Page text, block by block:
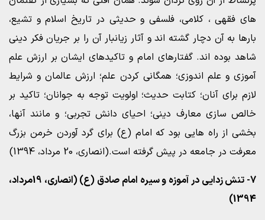
های فقهی ، کلامی، فلسفی و حدیثی در تاریخ اسلام و تشیع،
بارها به آن دچار گشته اند و آثار زیانبار آن را بر جریان فکر دینی
شاهد بوده اند. گفتارهای امام و تاکیدهای ایشان بر ارزش علم
آموزی و علم اندوزی؛ همگانی کردن علم؛ ارزش عالمان و شرایط
لازم برای آنان؛ کتابت حدیث؛ اولویت توجه به جوانان؛ تاکید بر
خالص سازی معارف دینی؛ احیای دانش تجربی؛ و مانند آنها،
بخشی از راه هایی بود که امام (ع) برای گرد آوردن خرمن بزرگ
معرفت در جامعه در پیش گرفته است.(انصاری، 20 مرداد، 1394)
7- تنش زدایی در آموزه و سیره امام صادق (ع) (انصاری، 19مرداد،
1394)